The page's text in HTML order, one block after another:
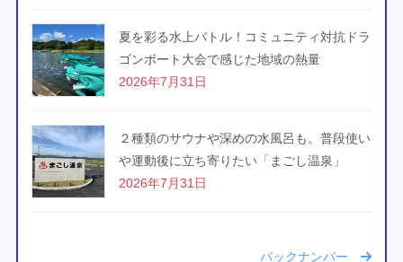
夏を彩る水上バトル！コミュニティ対抗ドラ
ゴンボート大会で感じた地域の熱量
2026年7月31日
２種類のサウナや深めの水風呂も。普段使い
や運動後に立ち寄りたい「まごし温泉」
2026年7月31日
バックナンバー